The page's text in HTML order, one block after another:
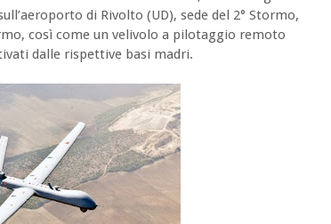
di Rivolto (UD), sede del 2° Stormo,
così come un velivolo a pilotaggio remoto
dalle rispettive basi madri.